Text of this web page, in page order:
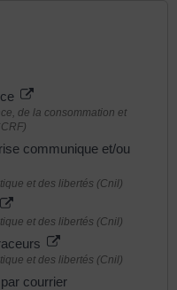
de la consommation et
communique et/ou
et des libertés (Cnil)
et des libertés (Cnil)
et des libertés (Cnil)
courrier